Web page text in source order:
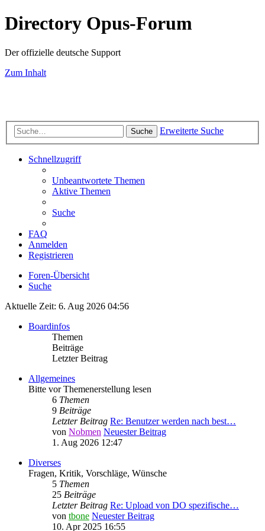
Directory Opus-Forum
Der offizielle deutsche Support
Zum Inhalt
Suche Erweiterte Suche
Schnellzugriff
Unbeantwortete Themen
Aktive Themen
Suche
FAQ
Anmelden
Registrieren
Foren-Übersicht
Suche
Aktuelle Zeit: 6. Aug 2026 04:56
Boardinfos
Themen
Beiträge
Letzter Beitrag
Allgemeines
Bitte vor Themenerstellung lesen
6 Themen
9 Beiträge
Letzter Beitrag Re: Benutzer werden nach best…
von Nobmen Neuester Beitrag
1. Aug 2026 12:47
Diverses
Fragen, Kritik, Vorschläge, Wünsche
5 Themen
25 Beiträge
Letzter Beitrag Re: Upload von DO spezifische…
von tbone Neuester Beitrag
10. Apr 2025 16:55